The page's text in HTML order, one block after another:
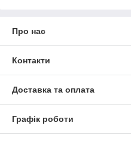
Про нас
Контакти
Доставка та оплата
Графік роботи